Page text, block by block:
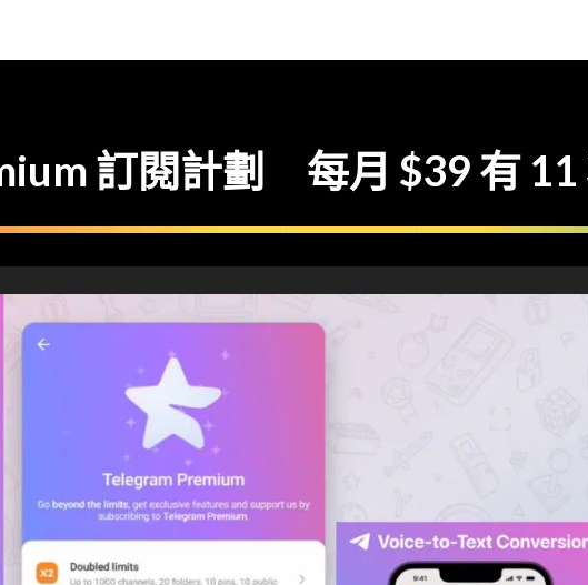
訂閱計劃 每月 $39 有 11